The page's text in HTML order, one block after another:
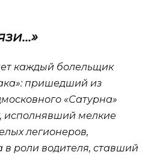
каждый болельщик
пришедший из
«Сатурна»
исполнявший мелкие
легионеров,
роли водителя, ставший